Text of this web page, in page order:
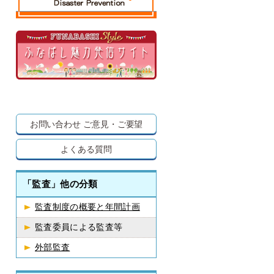
お問い合わせ ご意見・ご要望
よくある質問
「監査」他の分類
監査制度の概要と年間計画
監査委員による監査等
外部監査